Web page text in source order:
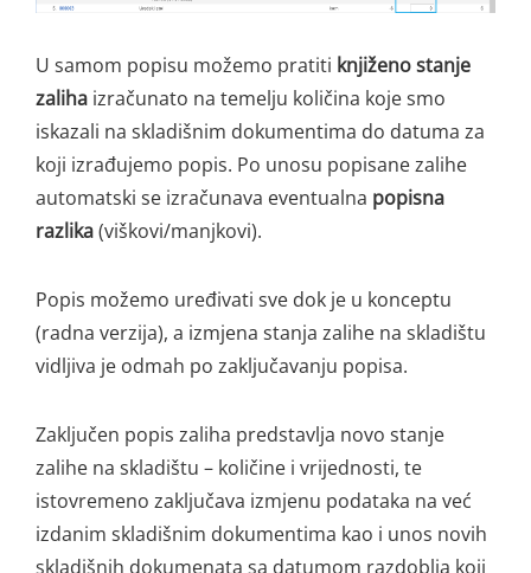
U samom popisu možemo pratiti knjiženo stanje
zaliha izračunato na temelju količina koje smo
iskazali na skladišnim dokumentima do datuma za
koji izrađujemo popis. Po unosu popisane zalihe
automatski se izračunava eventualna popisna
razlika(viškovi/manjkovi).
Popis možemo uređivati sve dok je u konceptu
(radna verzija), a izmjena stanja zalihe na skladištu
vidljiva je odmah po zaključavanju popisa.
Zaključen popis zaliha predstavlja novo stanje
zalihe na skladištu – količine i vrijednosti, te
istovremeno zaključava izmjenu podataka na već
izdanim skladišnim dokumentima kao i unos novih
skladišnih dokumenata sa datumom razdoblja koji